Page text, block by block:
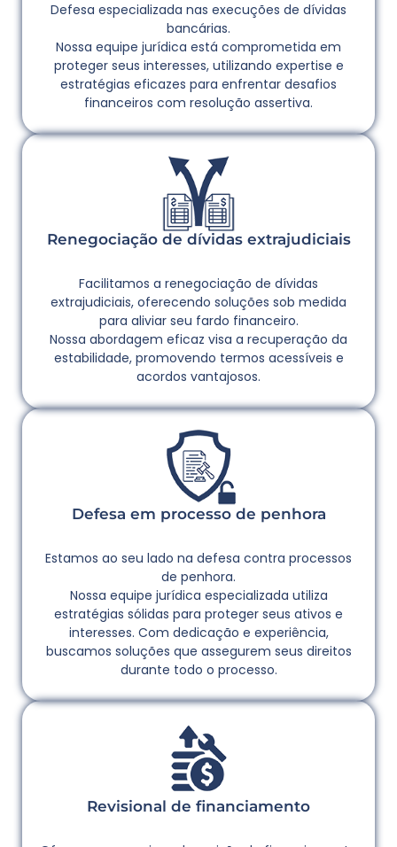
Defesa especializada nas execuções de dívidas
bancárias.
Nossa equipe jurídica está comprometida em
proteger seus interesses, utilizando expertise e
estratégias eficazes para enfrentar desafios
financeiros com resolução assertiva.
Renegociação de dívidas extrajudiciais
Facilitamos a renegociação de dívidas
extrajudiciais, oferecendo soluções sob medida
para aliviar seu fardo financeiro.
Nossa abordagem eficaz visa a recuperação da
estabilidade, promovendo termos acessíveis e
acordos vantajosos.
Defesa em processo de penhora
Estamos ao seu lado na defesa contra processos
de penhora.
Nossa equipe jurídica especializada utiliza
estratégias sólidas para proteger seus ativos e
interesses. Com dedicação e experiência,
buscamos soluções que assegurem seus direitos
durante todo o processo.
Revisional de financiamento